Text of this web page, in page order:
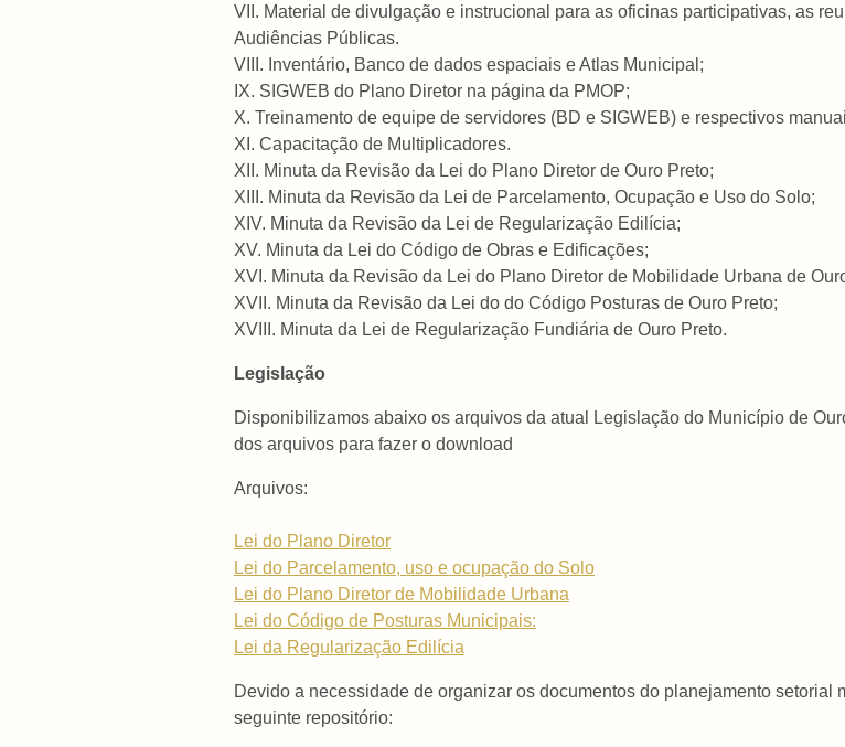
VII. Material de divulgação e instrucional para as oficinas participativas, as
Audiências Públicas.
VIII. Inventário, Banco de dados espaciais e Atlas Municipal;
IX. SIGWEB do Plano Diretor na página da PMOP;
X. Treinamento de equipe de servidores (BD e SIGWEB) e respectivos
XI. Capacitação de Multiplicadores.
XII. Minuta da Revisão da Lei do Plano Diretor de Ouro Preto;
XIII. Minuta da Revisão da Lei de Parcelamento, Ocupação e Uso do Solo;
XIV. Minuta da Revisão da Lei de Regularização Edilícia;
XV. Minuta da Lei do Código de Obras e Edificações;
XVI. Minuta da Revisão da Lei do Plano Diretor de Mobilidade Urbana de
XVII. Minuta da Revisão da Lei do do Código Posturas de Ouro Preto;
XVIII. Minuta da Lei de Regularização Fundiária de Ouro Preto.
Legislação
Disponibilizamos abaixo os arquivos da atual Legislação do Município de
dos arquivos para fazer o download
Arquivos:
Lei do Plano Diretor
Lei do Parcelamento, uso e ocupação do Solo
Lei do Plano Diretor de Mobilidade Urbana
Lei do Código de Posturas Municipais:
Lei da Regularização Edilícia
Devido a necessidade de organizar os documentos do planejamento
seguinte repositório: